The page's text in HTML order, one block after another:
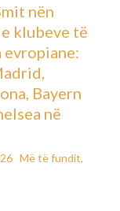
nën
klubeve të
evropiane:
Bayern
në
Më të fundit,